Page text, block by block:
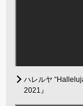
ハレルヤ
2021』